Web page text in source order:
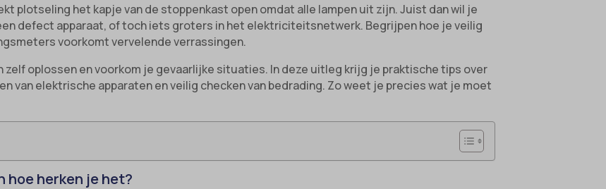
plotseling het kapje van de stoppenkast open omdat alle lampen uit zijn. Juist dan wil je
defect apparaat, of toch iets groters in het elektriciteitsnetwerk. Begrijpen hoe je veilig
voorkomt vervelende verrassingen.
oplossen en voorkom je gevaarlijke situaties. In deze uitleg krijg je praktische tips over
van elektrische apparaten en veilig checken van bedrading. Zo weet je precies wat je moet
hoe herken je het?